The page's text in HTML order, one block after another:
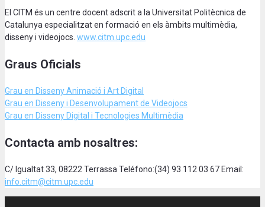
El CITM és un centre docent adscrit a la Universitat Politècnica de
Catalunya especialitzat en formació en els àmbits multimèdia,
disseny i videojocs. www.citm.upc.edu
Graus Oficials
Grau en Disseny Animació i Art Digital
Grau en Disseny i Desenvolupament de Videojocs
Grau en Disseny Digital i Tecnologies Multimèdia
Contacta amb nosaltres:
C/ Igualtat 33, 08222 Terrassa Teléfono:(34) 93 112 03 67 Email:
info.citm@citm.upc.edu